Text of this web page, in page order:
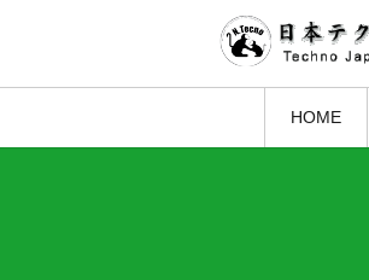
HOME